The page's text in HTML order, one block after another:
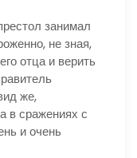
занимал
не зная,
отца и верить
же,
в сражениях с
и очень